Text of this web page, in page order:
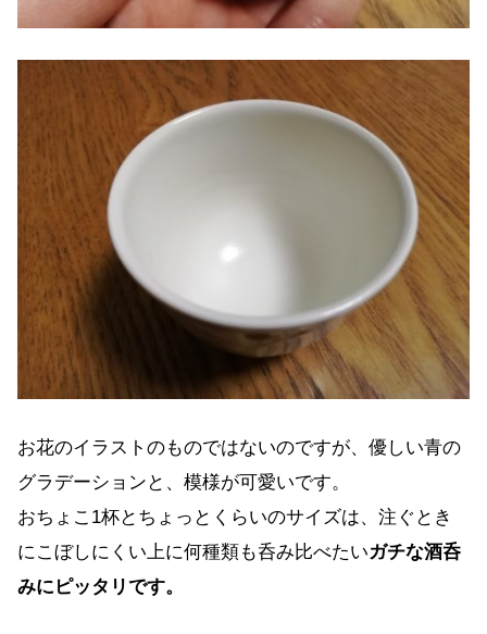
お花のイラストのものではないのですが、優しい青の
グラデーションと、模様が可愛いです。
おちょこ1杯とちょっとくらいのサイズは、注ぐとき
にこぼしにくい上に何種類も呑み比べたいガチな酒呑
みにピッタリです。